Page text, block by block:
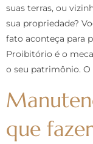
suas terras, ou
sua propriedade?
fato aconteça para
Proibitório é o
o seu patrimônio.
que